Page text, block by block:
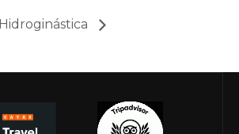
Hidroginástica